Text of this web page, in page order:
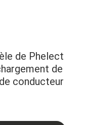
de Phelect
de
conducteur